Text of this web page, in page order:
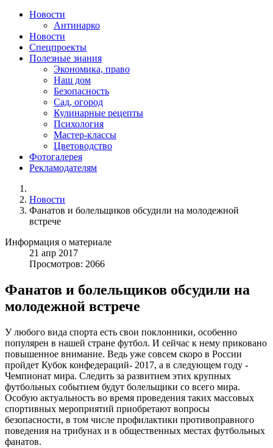
Новости
Антинарко
Новости
Спецпроекты
Полезные знания
Экономика, право
Наш дом
Безопасность
Сад, огород
Кулинарные рецепты
Психология
Мастер-классы
Цветоводство
Фотогалерея
Рекламодателям
Новости
Фанатов и болельщиков обсудили на молодежной
встрече
Информация о материале
21 апр 2017
Просмотров: 2066
Фанатов и болельщиков обсудили на
молодежной встрече
У любого вида спорта есть свои поклонники, особенно
популярен в нашей стране футбол. И сейчас к нему приковано
повышенное внимание. Ведь уже совсем скоро в России
пройдет Кубок конфедераций- 2017, а в следующем году -
Чемпионат мира. Следить за развитием этих крупных
футбольных событием будут болельщики со всего мира.
Особую актуальность во время проведения таких массовых
спортивных мероприятий приобретают вопросы
безопасности, в том числе профилактики противоправного
поведения на трибунах и в общественных местах футбольных
фанатов.